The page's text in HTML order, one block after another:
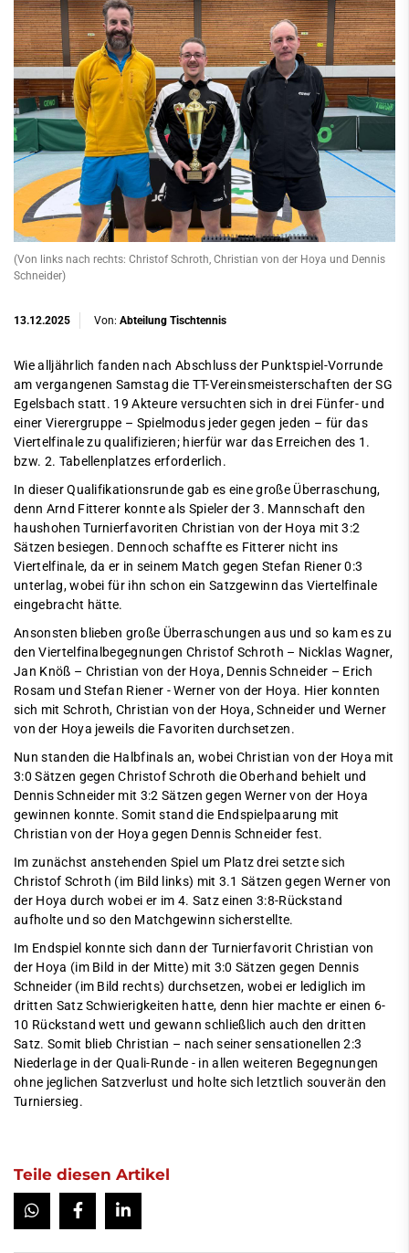
(Von links nach rechts: Christof Schroth, Christian von der Hoya und Dennis
Schneider)
13.12.2025 Von: Abteilung Tischtennis
Wie alljährlich fanden nach Abschluss der Punktspiel-Vorrunde
am vergangenen Samstag die TT-Vereinsmeisterschaften der SG
Egelsbach statt. 19 Akteure versuchten sich in drei Fünfer- und
einer Vierergruppe – Spielmodus jeder gegen jeden – für das
Viertelfinale zu qualifizieren; hierfür war das Erreichen des 1.
bzw. 2. Tabellenplatzes erforderlich.
In dieser Qualifikationsrunde gab es eine große Überraschung,
denn Arnd Fitterer konnte als Spieler der 3. Mannschaft den
haushohen Turnierfavoriten Christian von der Hoya mit 3:2
Sätzen besiegen. Dennoch schaffte es Fitterer nicht ins
Viertelfinale, da er in seinem Match gegen Stefan Riener 0:3
unterlag, wobei für ihn schon ein Satzgewinn das Viertelfinale
eingebracht hätte.
Ansonsten blieben große Überraschungen aus und so kam es zu
den Viertelfinalbegegnungen Christof Schroth – Nicklas Wagner,
Jan Knöß – Christian von der Hoya, Dennis Schneider – Erich
Rosam und Stefan Riener - Werner von der Hoya. Hier konnten
sich mit Schroth, Christian von der Hoya, Schneider und Werner
von der Hoya jeweils die Favoriten durchsetzen.
Nun standen die Halbfinals an, wobei Christian von der Hoya mit
3:0 Sätzen gegen Christof Schroth die Oberhand behielt und
Dennis Schneider mit 3:2 Sätzen gegen Werner von der Hoya
gewinnen konnte. Somit stand die Endspielpaarung mit
Christian von der Hoya gegen Dennis Schneider fest.
Im zunächst anstehenden Spiel um Platz drei setzte sich
Christof Schroth (im Bild links) mit 3.1 Sätzen gegen Werner von
der Hoya durch wobei er im 4. Satz einen 3:8-Rückstand
aufholte und so den Matchgewinn sicherstellte.
Im Endspiel konnte sich dann der Turnierfavorit Christian von
der Hoya (im Bild in der Mitte) mit 3:0 Sätzen gegen Dennis
Schneider (im Bild rechts) durchsetzen, wobei er lediglich im
dritten Satz Schwierigkeiten hatte, denn hier machte er einen 6-
10 Rückstand wett und gewann schließlich auch den dritten
Satz. Somit blieb Christian – nach seiner sensationellen 2:3
Niederlage in der Quali-Runde - in allen weiteren Begegnungen
ohne jeglichen Satzverlust und holte sich letztlich souverän den
Turniersieg.
Teile diesen Artikel